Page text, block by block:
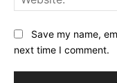
Save my name,
next time I comment.